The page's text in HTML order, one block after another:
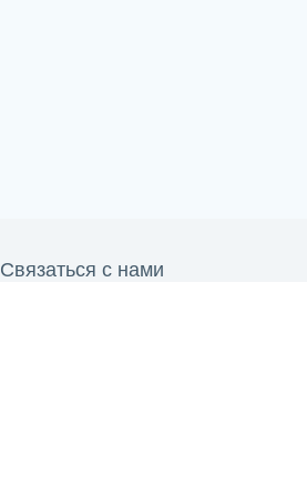
Связаться с нами